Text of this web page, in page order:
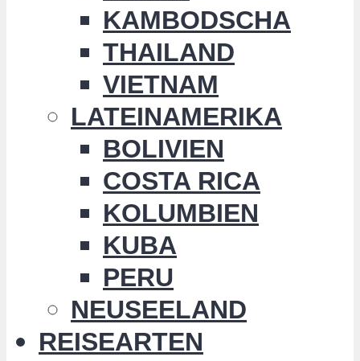
KAMBODSCHA
THAILAND
VIETNAM
LATEINAMERIKA
BOLIVIEN
COSTA RICA
KOLUMBIEN
KUBA
PERU
NEUSEELAND
REISEARTEN